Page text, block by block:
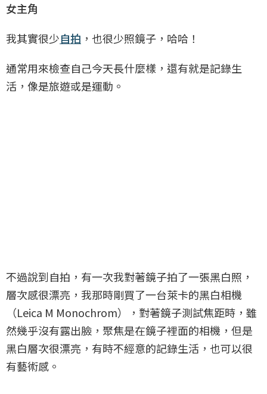
女主角
我其實很少自拍 ，也很少照鏡子，哈哈！
通常用來檢查自己今天長什麼樣，還有就是記錄生
活，像是旅遊或是運動。
不過說到自拍，有一次我對著鏡子拍了一張黑白照，
層次感很漂亮，我那時剛買了一台萊卡的黑白相機
（Leica M Monochrom），對著鏡子測試焦距時，雖
然幾乎沒有露出臉，聚焦是在鏡子裡面的相機，但是
黑白層次很漂亮，有時不經意的記錄生活，也可以很
有藝術感。